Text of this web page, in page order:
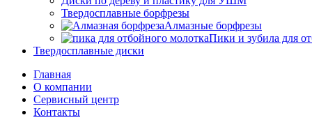
Твердосплавные борфрезы
Алмазные борфрезы
Пики и зубила для
Твердосплавные диски
Главная
О компании
Сервисный центр
Контакты